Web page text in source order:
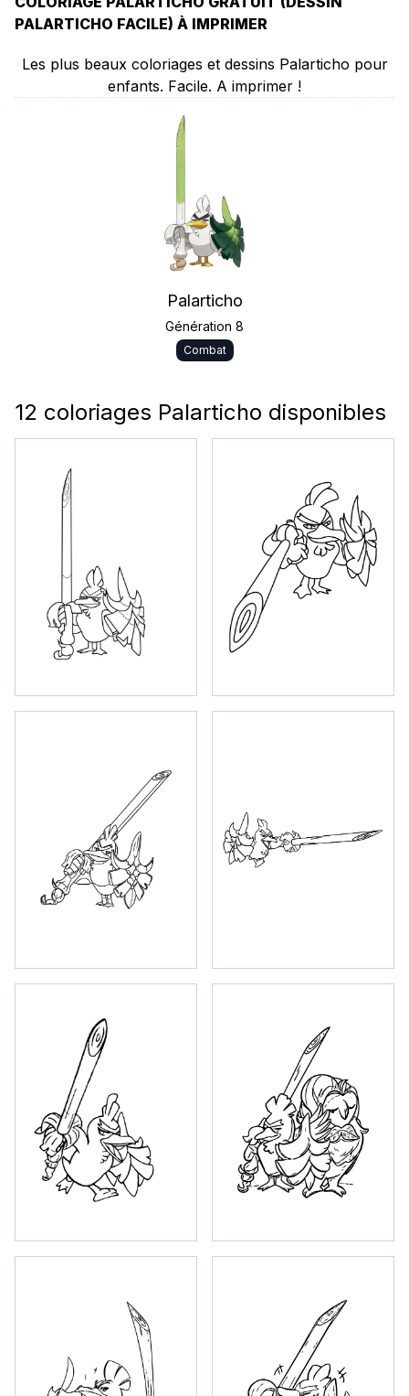
PALARTICHO FACILE) À IMPRIMER
Les plus beaux coloriages et dessins Palarticho pour
enfants. Facile. A imprimer !
Palarticho
Génération 8
Combat
12 coloriages Palarticho disponibles